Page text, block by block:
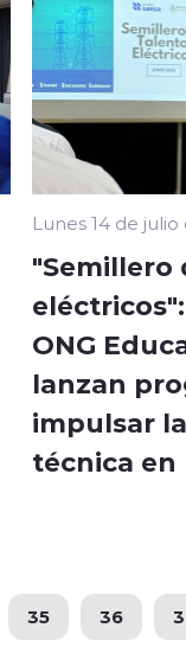
Lunes 14 de julio
"Semillero
ONG
lanzan
impulsar
técnica en
35 36